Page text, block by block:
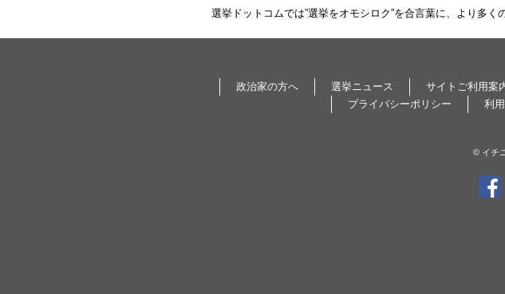
選挙ドットコムでは”選挙をオモシロク”を合言葉に、より多
政治家の方へ 選挙ニュース サイトご利用案
プライバシーポリシー
利
© イチ